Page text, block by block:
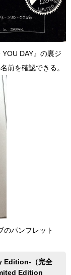
DAY』の裏ジ
前を確認できる。
パンフレット
Edition-（完全
Edition